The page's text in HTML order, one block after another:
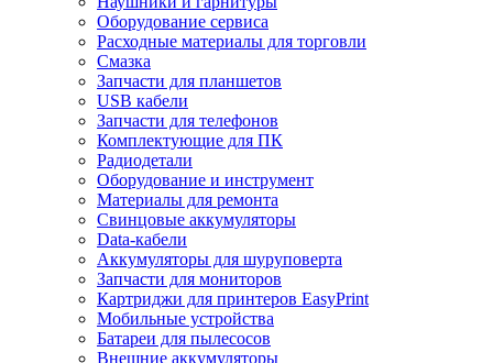
Оборудование сервиса
Расходные материалы для торговли
Смазка
Запчасти для планшетов
USB кабели
Запчасти для телефонов
Комплектующие для ПК
Радиодетали
Оборудование и инструмент
Материалы для ремонта
Свинцовые аккумуляторы
Data-кабели
Аккумуляторы для шуруповерта
Запчасти для мониторов
Картриджи для принтеров EasyPrint
Мобильные устройства
Батареи для пылесосов
Внешние аккумуляторы